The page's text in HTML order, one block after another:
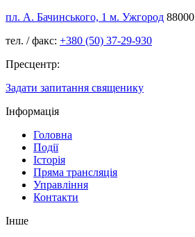
пл. А. Бачинського, 1 м. Ужгород 88000
тел. / факс: +380 (50) 37-29-930
Пресцентр:
Задати запитання священику
Інформація
Головна
Події
Історія
Пряма трансляція
Управління
Контакти
Інше